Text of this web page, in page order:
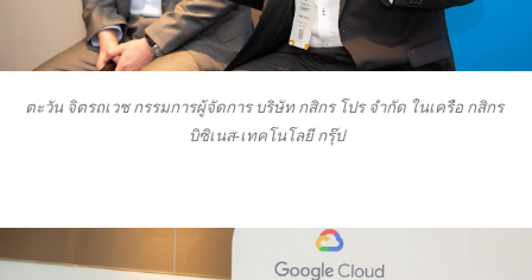
ตะวัน จิตรถเวช กรรมการผู้จัดการ บริษัท กสิกร โปร จำกัด ในเครือ กสิกร
บิซิเนส-เทคโนโลยี กรุ๊ป